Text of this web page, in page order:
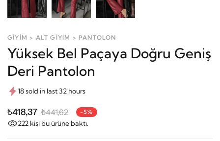
GİYİM > ALT GİYİM > PANTOLON
Yüksek Bel Paçaya Doğru Geniş
Deri Pantolon
18 sold in last 32 hours
₺418,37 ₺441,62 -5%
222 kişi bu ürüne baktı.